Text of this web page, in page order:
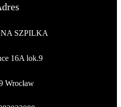
SZPILKA
16A lok.9
Wrocław